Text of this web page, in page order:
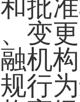
批
变
机
行